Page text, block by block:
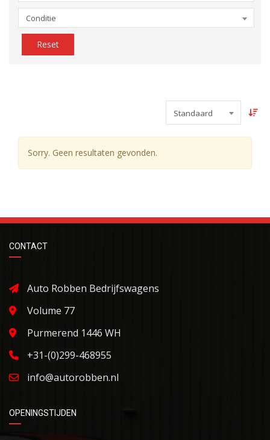
Conditie
Reset
Standaard
Sorry. Geen resultaten gevonden.
CONTACT
Auto Robben Bedrijfswagens
Volume 77
Purmerend 1446 WH
+31-(0)299-468955
info@autorobben.nl
OPENINGSTIJDEN